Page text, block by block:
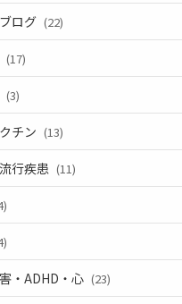
ログ (22)
(17)
(3)
チン (13)
行疾患 (11)
・ADHD・心 (23)